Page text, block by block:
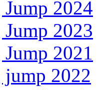
2024
2023
2021
2022